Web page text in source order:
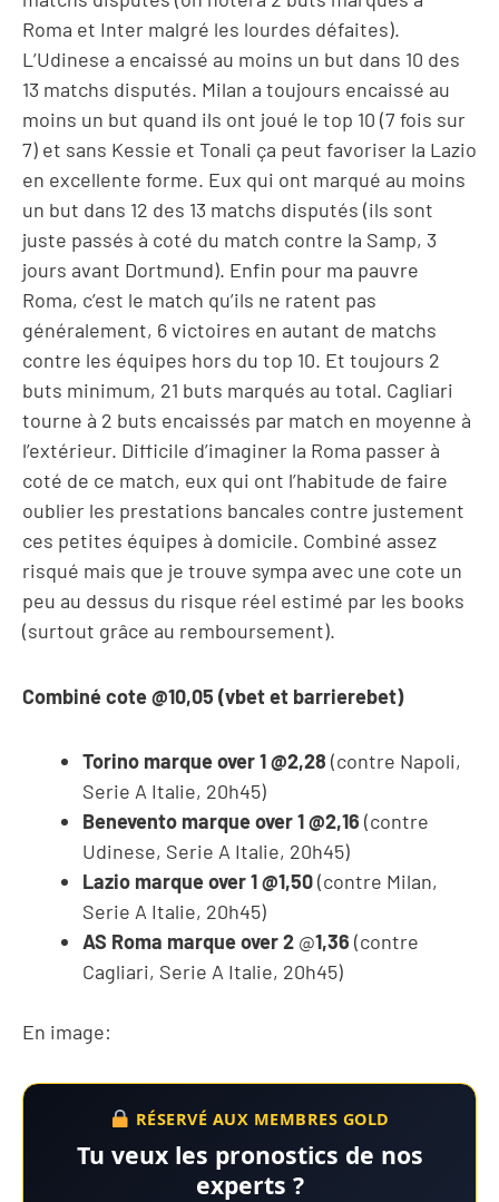
Roma et Inter malgré les lourdes défaites).
L’Udinese a encaissé au moins un but dans 10 des
13 matchs disputés. Milan a toujours encaissé au
moins un but quand ils ont joué le top 10 (7 fois sur
7) et sans Kessie et Tonali ça peut favoriser la Lazio
en excellente forme. Eux qui ont marqué au moins
un but dans 12 des 13 matchs disputés (ils sont
juste passés à coté du match contre la Samp, 3
jours avant Dortmund). Enfin pour ma pauvre
Roma, c’est le match qu’ils ne ratent pas
généralement, 6 victoires en autant de matchs
contre les équipes hors du top 10. Et toujours 2
buts minimum, 21 buts marqués au total. Cagliari
tourne à 2 buts encaissés par match en moyenne à
l’extérieur. Difficile d’imaginer la Roma passer à
coté de ce match, eux qui ont l’habitude de faire
oublier les prestations bancales contre justement
ces petites équipes à domicile. Combiné assez
risqué mais que je trouve sympa avec une cote un
peu au dessus du risque réel estimé par les books
(surtout grâce au remboursement).
Combiné cote @10,05 (vbet et barrierebet)
Torino marque over 1@2,28 (contre Napoli,
Serie A Italie, 20h45)
Benevento marque over 1 @2,16 (contre
Udinese, Serie A Italie, 20h45)
Lazio marque over 1@1,50(contre Milan,
Serie A Italie, 20h45)
AS Roma marque over 2 @1,36 (contre
Cagliari, Serie A Italie, 20h45)
En image:
RÉSERVÉ AUX MEMBRES GOLD
Tu veux les pronostics de nos
experts ?